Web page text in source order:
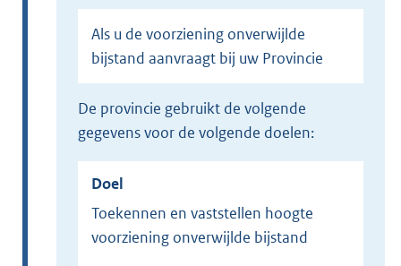
Als u de voorziening onverwijlde
bijstand aanvraagt bij uw Provincie
de provincie gebruikt de volgende
gegevens voor de volgende doelen:
Doel
Toekennen en vaststellen hoogte
voorziening onverwijlde bijstand